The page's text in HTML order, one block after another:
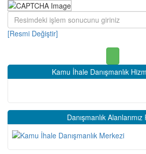
[Resmi Değiştir]
Kamu İhale Danışmanlık
Danışmanlık Alanlarımız